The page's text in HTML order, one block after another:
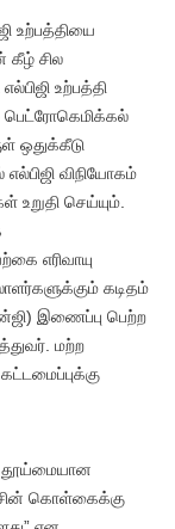
உற்பத்தியை
கீழ் சில
உற்பத்தி
பெட்ரோகெமிக்கல்
ஒதுக்கீடு
விநியோகம்
செய்யும்.
எரிவாயு
கடிதம்
இணைப்பு பெற்ற
மற்ற
தூய்மையான
கொள்கைக்கு